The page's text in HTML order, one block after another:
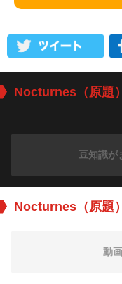
Nocturnes（原題）
豆知識が
Nocturnes（原題）
動